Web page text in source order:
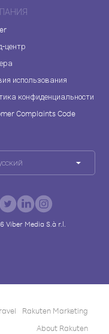
центр
использования
конфиденциальности
Complaints Code
Viber Media S.à r.l.
Rakuten Marketing
About Rakuten